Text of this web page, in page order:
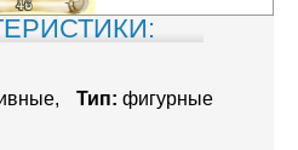
Тип: фигурные